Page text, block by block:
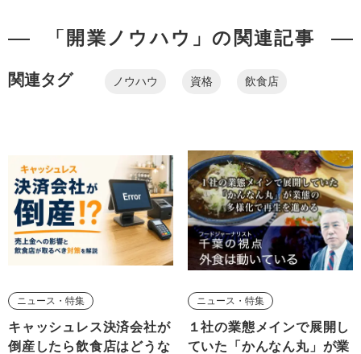
「開業ノウハウ」の関連記事
関連タグ ノウハウ 資格 飲食店
ニュース・特集
キャッシュレス決済会社が
倒産したら飲食店はどうな
ニュース・特集
１社の業態メインで展開し
ていた「かんなん丸」が業